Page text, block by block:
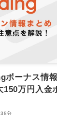
ーナス情
150万円入金
分